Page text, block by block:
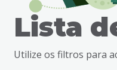
busca
Lista
Utilize os filtros para